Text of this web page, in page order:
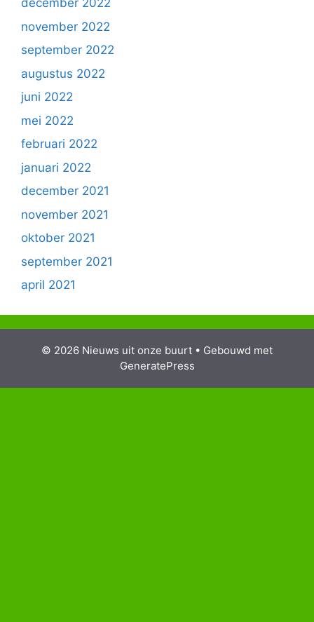
december 2022
november 2022
september 2022
augustus 2022
juni 2022
mei 2022
februari 2022
januari 2022
december 2021
november 2021
oktober 2021
september 2021
april 2021
© 2026 Nieuws uit onze buurt • Gebouwd met
GeneratePress